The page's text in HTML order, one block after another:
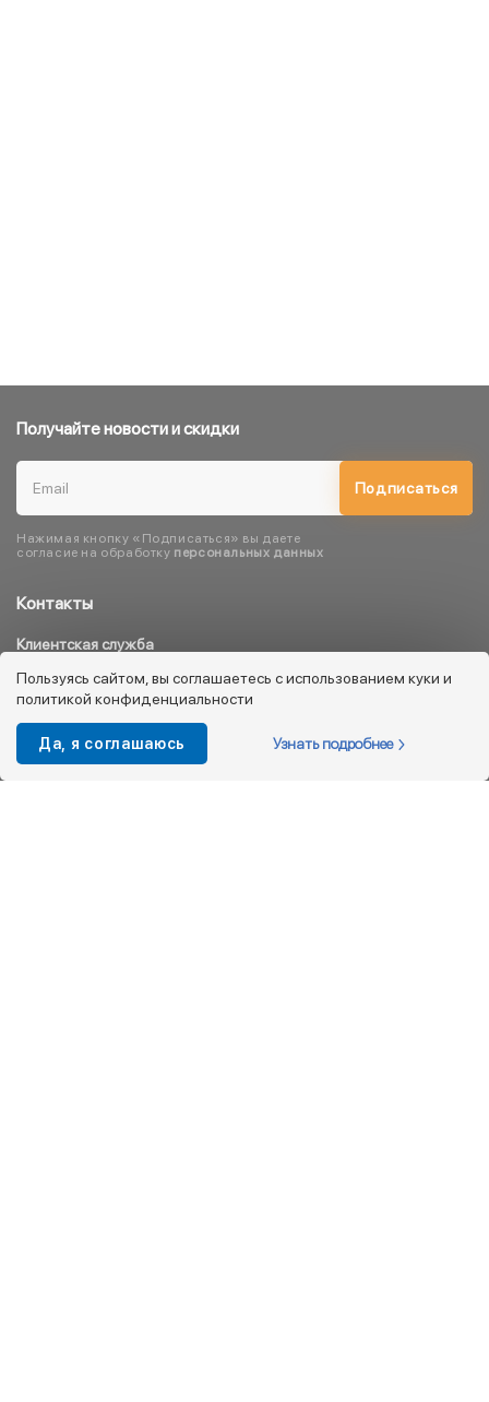
Контакты
Клиентская служба
8 800 333 08 45
info@kotofey.ru
Магазины в Москва (50)
Получайте новости и скидки
Подписаться
Нажимая кнопку «Подписаться» вы даете
согласие на обработку персональных данных
Пользуясь сайтом, вы соглашаетесь с использованием куки и
политикой конфиденциальности
Да, я соглашаюсь Узнать подробнее